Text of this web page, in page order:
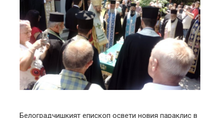
Белоградчишкият епископ освети новия параклис в